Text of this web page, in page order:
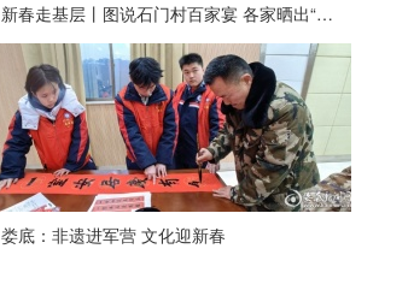
新春走基层丨图说石门村百家宴 各家晒出“拿手菜”
娄底：非遗进军营 文化迎新春